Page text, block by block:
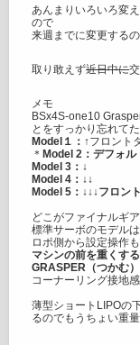
あんまりいろいろ変
ので
来週までに変更する
取り敢えず近日中に
メモ
BSx4S-one10
とをすっかり忘れてた
Model１：↑フロント
＊ Model 2：デフォル
Model 3：↓
Model 4：↓↓
Model 5：↓↓↓フロン
どこがファイナルギ
標準サーボのモデル
ロポ側から設定操作も
マシンの前を重くす
GRASPER（つかむ
コーナーリング接地
薄型ショートLIPOの
るのでもうちょい重量